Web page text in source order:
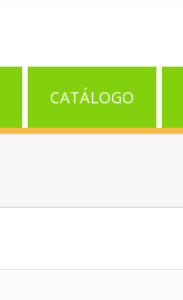
CATÁLOGO